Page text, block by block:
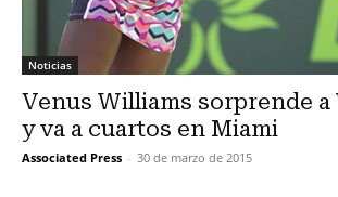
Noticias
Venus Williams sorprende
y va a cuartos en Miami
Associated Press - 30 de marzo de 2015